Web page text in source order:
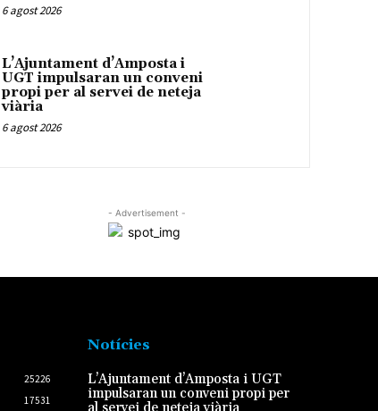
6 agost 2026
L’Ajuntament d’Amposta i
UGT impulsaran un conveni
propi per al servei de neteja
viària
6 agost 2026
- Advertisement -
25226
17531
Notícies
L’Ajuntament d’Amposta i UGT
impulsaran un conveni propi per